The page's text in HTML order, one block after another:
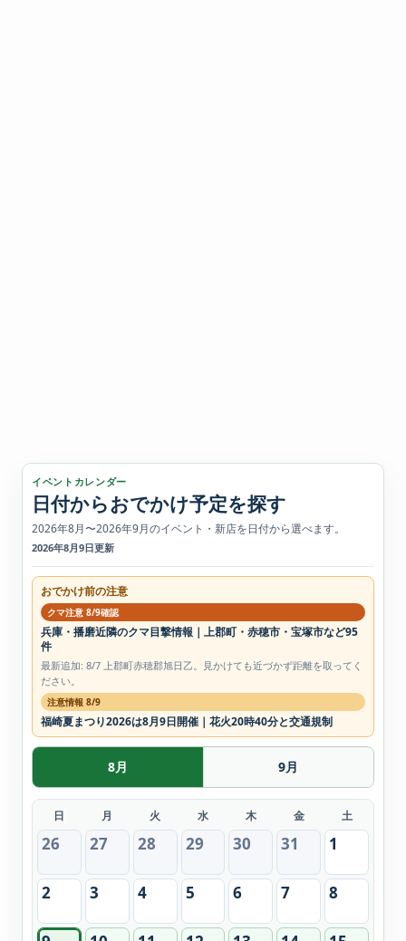
イベントカレンダー
日付からおでかけ予定を探す
2026年8月〜2026年9月のイベント・新店を日付から選べます。
2026年8月9日更新
おでかけ前の注意
クマ注意 8/9確認
兵庫・播磨近隣のクマ目撃情報｜上郡町・赤穂市・宝塚市など95
件
最新追加: 8/7 上郡町赤穂郡旭日乙。見かけても近づかず距離を取ってく
ださい。
注意情報 8/9
福崎夏まつり2026は8月9日開催｜花火20時40分と交通規制
8月 9月
日 月 火 水 木 金 土
26 27 28 29 30 31 1
2 3 4 5 6 7 8